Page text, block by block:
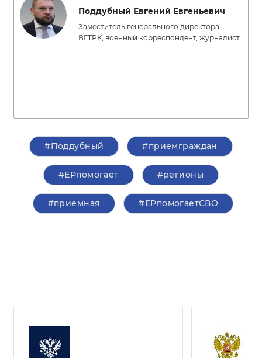
Поддубный Евгений Евгеньевич
Заместитель генерального директора
ВГТРК, военный корреспондент, журналист
#Поддубный #приемграждан
#ЕРпомогает #регионы
#приемная #ЕРпомогаетСВО